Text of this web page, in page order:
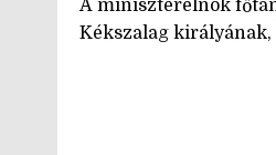
A miniszterelnök
Kékszalag